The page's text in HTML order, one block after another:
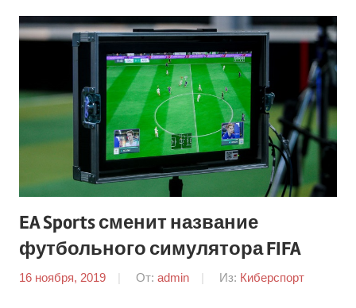
EA Sports сменит название
футбольного симулятора FIFA
16 ноября, 2019 От: admin Из: Киберспорт